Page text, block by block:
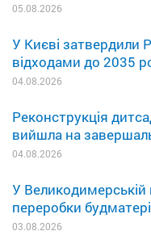
05.08.2026
У Києві затвердили
відходами до 2035
04.08.2026
Реконструкція
вийшла на
04.08.2026
У Великодимерській
переробки
03.08.2026